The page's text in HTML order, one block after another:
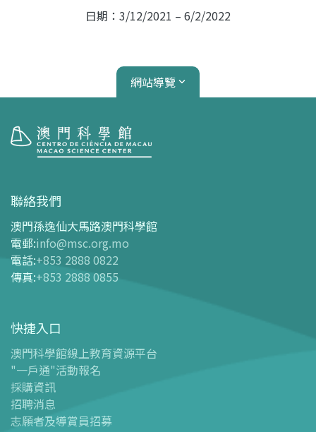
日期：3/12/2021 – 6/2/2022
網站導覽
開放時間
交通指南
購票指南
- 網上購票
- 門票及優惠表
導覽圖
- 導覽圖
- 澳科館微定位導覽
場館設施
- 科學館兒童世界
聯絡我們
澳門孫逸仙大馬路澳門科學館
電郵:info@msc.org.mo
電話:+853 2888 0822
傳真:+853 2888 0855
快捷入口
澳門科學館線上教育資源平台
"一戶通"活動報名
採購資訊
招聘消息
志願者及導賞員招募